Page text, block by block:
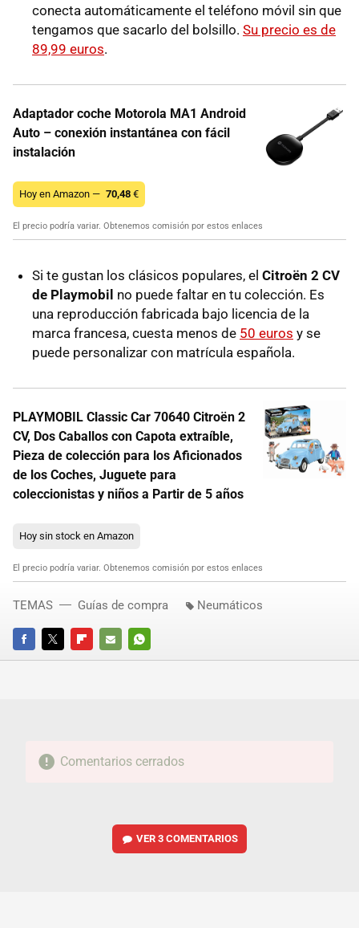
conecta automáticamente el teléfono móvil sin que
tengamos que sacarlo del bolsillo. Su precio es de
89,99 euros.
Adaptador coche Motorola MA1 Android
Auto – conexión instantánea con fácil
instalación
Hoy en Amazon — 70,48 €
El precio podría variar. Obtenemos comisión por estos enlaces
Si te gustan los clásicos populares, el Citroën 2 CV
de Playmobil no puede faltar en tu colección. Es
una reproducción fabricada bajo licencia de la
marca francesa, cuesta menos de 50 euros y se
puede personalizar con matrícula española.
PLAYMOBIL Classic Car 70640 Citroën 2
CV, Dos Caballos con Capota extraíble,
Pieza de colección para los Aficionados
de los Coches, Juguete para
coleccionistas y niños a Partir de 5 años
Hoy sin stock en Amazon
El precio podría variar. Obtenemos comisión por estos enlaces
FACEBOOKTWITTERFLIPBOARD
E-
WHATSAPP
TEMAS Guías de compra Neumáticos
Comentarios cerrados
VER3 COMENTARIOS